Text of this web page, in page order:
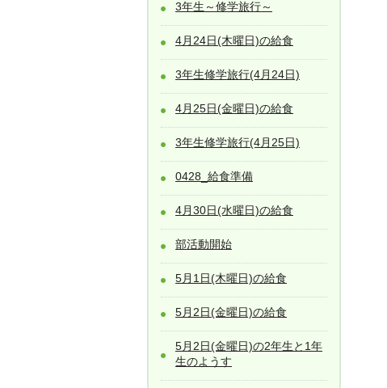
3年生～修学旅行～
4月24日(木曜日)の給食
3年生修学旅行(4月24日)
4月25日(金曜日)の給食
3年生修学旅行(4月25日)
0428_給食準備
4月30日(水曜日)の給食
部活動開始
5月1日(木曜日)の給食
5月2日(金曜日)の給食
5月2日(金曜日)の2年生と1年
生のようす